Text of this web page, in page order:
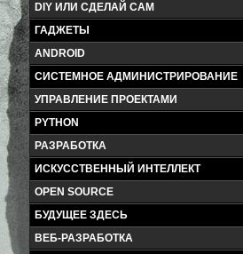
DIY ИЛИ СДЕЛАЙ САМ
ГАДЖЕТЫ
ANDROID
СИСТЕМНОЕ АДМИНИСТРИРОВАНИЕ
УПРАВЛЕНИЕ ПРОЕКТАМИ
PYTHON
РАЗРАБОТКА
ИСКУССТВЕННЫЙ ИНТЕЛЛЕКТ
OPEN SOURCE
БУДУЩЕЕ ЗДЕСЬ
ВЕБ-РАЗРАБОТКА